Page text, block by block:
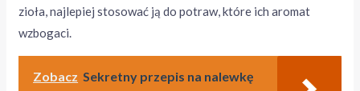
zioła, najlepiej stosować ją do potraw, które ich aromat
wzbogaci.
Zobacz Sekretny przepis na nalewkę